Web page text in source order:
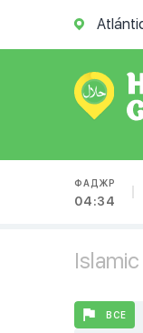
ФАДЖР
04:34
ВСЕ